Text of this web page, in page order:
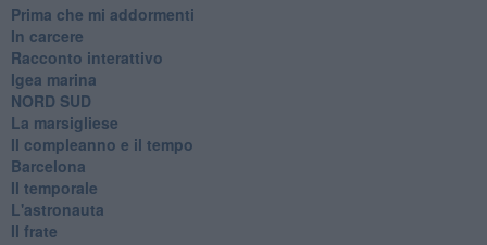
Prima che mi addormenti
In carcere
Racconto interattivo
Igea marina
​NORD SUD
La marsigliese
Il compleanno e il tempo
Barcelona
Il temporale
L'astronauta
Il frate